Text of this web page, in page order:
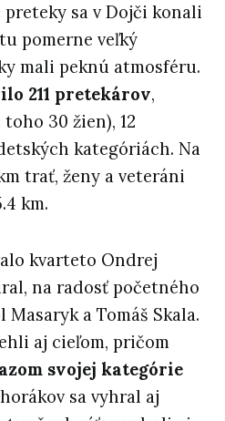
preteky sa v Dojči konali
pomerne veľký
mali peknú atmosféru.
211 pretekárov,
30 žien), 12
kategóriách. Na
trať, ženy a veteráni
km.
kvarteto Ondrej
na radosť početného
a Tomáš Skala.
aj cieľom, pričom
svojej kategórie
sa vyhral aj